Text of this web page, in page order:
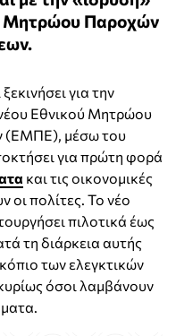
Μητρώου Παροχών
για την
νέου Εθνικού Μητρώου
(ΕΜΠΕ), μέσω του
για πρώτη φορά
και τις οικονομικές
οι πολίτες. Το νέο
πιλοτικά έως
τη διάρκεια αυτής
των ελεγκτικών
όσοι λαμβάνουν